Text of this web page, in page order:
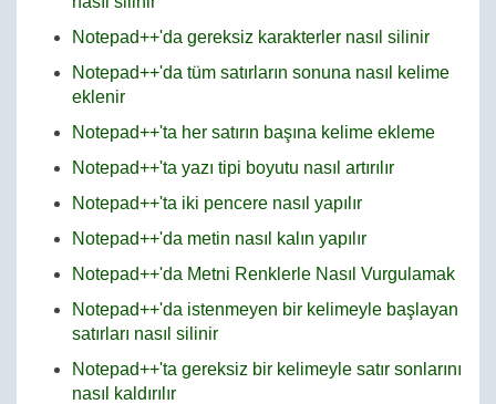
Notepad++'da gereksiz karakterler nasıl silinir
Notepad++'da tüm satırların sonuna nasıl kelime
eklenir
Notepad++'ta her satırın başına kelime ekleme
Notepad++'ta yazı tipi boyutu nasıl artırılır
Notepad++'ta iki pencere nasıl yapılır
Notepad++'da metin nasıl kalın yapılır
Notepad++'da Metni Renklerle Nasıl Vurgulamak
Notepad++'da istenmeyen bir kelimeyle başlayan
satırları nasıl silinir
Notepad++'ta gereksiz bir kelimeyle satır sonlarını
nasıl kaldırılır